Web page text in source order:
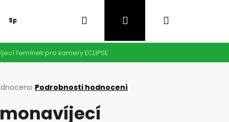
Speciální nabídka Hledat PřihlášeníNákupní
košík
řemínek pro kamery ECLIPSE
Podrobnosti hodnocení